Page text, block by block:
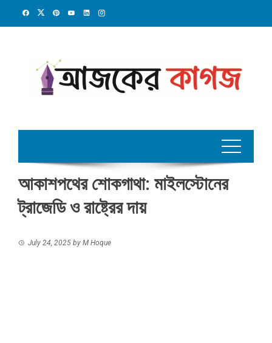
আকাশপথের শোকগাথা: মাইলস্টোনের
ট্রাজেডি ও রাষ্ট্রের দায়
July 24, 2025 by M Hoque